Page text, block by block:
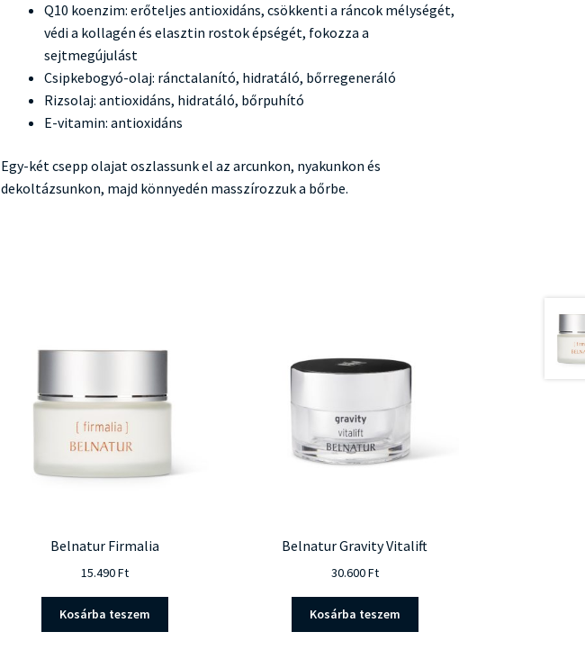
Q10 koenzim: erőteljes antioxidáns, csökkenti a ráncok mélységét,
védi a kollagén és elasztin rostok épségét, fokozza a
sejtmegújulást
Csipkebogyó-olaj: ránctalanító, hidratáló, bőrregeneráló
Rizsolaj: antioxidáns, hidratáló, bőrpuhító
E-vitamin: antioxidáns
Egy-két csepp olajat oszlassunk el az arcunkon, nyakunkon és
dekoltázsunkon, majd könnyedén masszírozzuk a bőrbe.
Belnatur Firmalia
15.490Ft
Kosárba teszem
Belnatur Gravity Vitalift
30.600Ft
Kosárba teszem